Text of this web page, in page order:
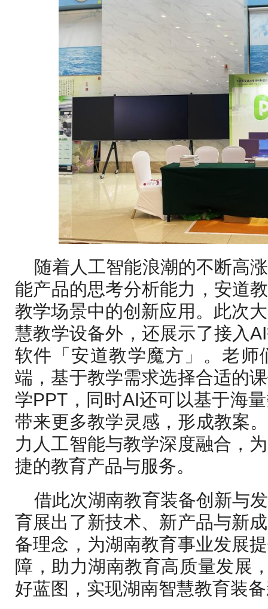
随着人工智能浪潮的不断高
能产品的思考分析能力，安道
教学场景中的创新应用。此次
慧教学设备外，还展示了接入
软件「安道教学魔方」。老师
端，基于教学需求选择合适的
学PPT，同时AI还可以基于海
带来更多教学灵感，形成教案
力人工智能与教学深度融合，
捷的教育产品与服务。
借此次湖南教育装备创新与
育展出了新技术、新产品与新
备理念，为湖南教育事业发展
障，助力湖南教育高质量发展
好蓝图，实现湖南智慧教育装